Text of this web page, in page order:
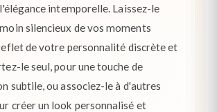
intemporelle. Laissez-le
silencieux de vos moments
de votre personnalité discrète et
le seul, pour une touche de
subtile, ou associez-le à d'autres
créer un look personnalisé et